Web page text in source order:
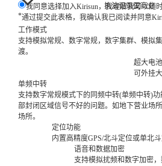
执法记录仪工商业
我同意选择加入Kirisun，我理解我可以随
*通过提交此表格，我确认我已阅读并同意
工作模式
支持模拟常规、数字常规，数字集群、模拟
渡。
超大电
可外挂
单频中转
支持数字常规模式下的同频中转(单频中转)
部封闭区域信号不好的问题。如地下营业场
场所。
定位功能
内置高精度GPS/北斗定位或单北
语音和数据加密
支持模拟扰频和数字加密